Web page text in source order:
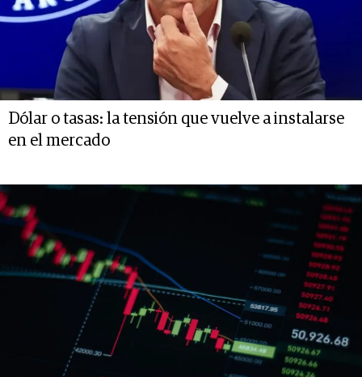
Dólar o tasas: la tensión que vuelve a instalarse
en el mercado